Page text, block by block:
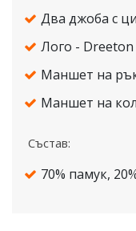
Два джоба с
Лого - Dreeton
Маншет на
Маншет на
Състав:
70% памук,